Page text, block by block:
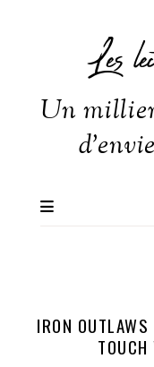
Les
Un
IRON